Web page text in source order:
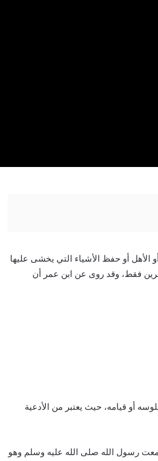
أو حفظ الأشياء التي يخشى عليها
فقط، وقد روى عن ابن عمر أن
أو قيامه، حيث يعتبر من الأدعية
رسول الله صلى الله عليه وسلم وهو